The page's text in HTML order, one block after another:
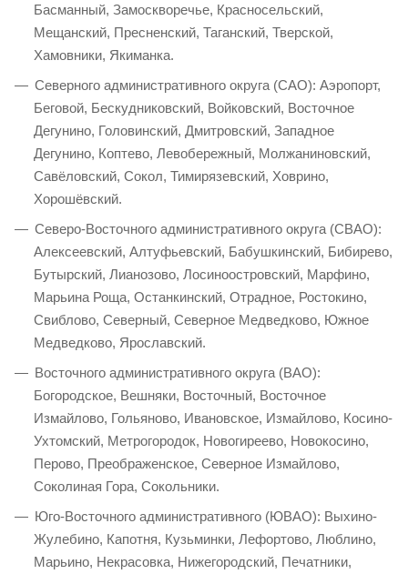
Басманный, Замоскворечье, Красносельский,
Мещанский, Пресненский, Таганский, Тверской,
Хамовники, Якиманка.
Северного административного округа (САО): Аэропорт,
Беговой, Бескудниковский, Войковский, Восточное
Дегунино, Головинский, Дмитровский, Западное
Дегунино, Коптево, Левобережный, Молжаниновский,
Савёловский, Сокол, Тимирязевский, Ховрино,
Хорошёвский.
Северо-Восточного административного округа (СВАО):
Алексеевский, Алтуфьевский, Бабушкинский, Бибирево,
Бутырский, Лианозово, Лосиноостровский, Марфино,
Марьина Роща, Останкинский, Отрадное, Ростокино,
Свиблово, Северный, Северное Медведково, Южное
Медведково, Ярославский.
Восточного административного округа (ВАО):
Богородское, Вешняки, Восточный, Восточное
Измайлово, Гольяново, Ивановское, Измайлово, Косино-
Ухтомский, Метрогородок, Новогиреево, Новокосино,
Перово, Преображенское, Северное Измайлово,
Соколиная Гора, Сокольники.
Юго-Восточного административного (ЮВАО): Выхино-
Жулебино, Капотня, Кузьминки, Лефортово, Люблино,
Марьино, Некрасовка, Нижегородский, Печатники,